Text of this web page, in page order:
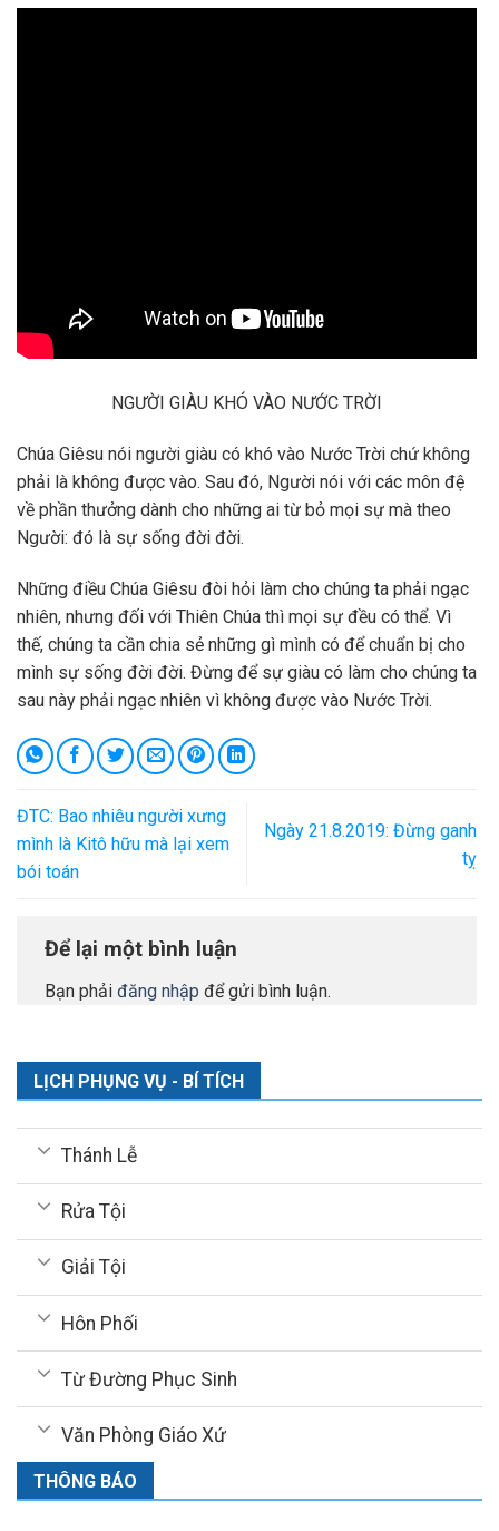
NGƯỜI GIÀU KHÓ VÀO NƯỚC TRỜI
Chúa Giêsu nói người giàu có khó vào Nước Trời chứ không
phải là không được vào. Sau đó, Người nói với các môn đệ
về phần thưởng dành cho những ai từ bỏ mọi sự mà theo
Người: đó là sự sống đời đời.
Những điều Chúa Giêsu đòi hỏi làm cho chúng ta phải ngạc
nhiên, nhưng đối với Thiên Chúa thì mọi sự đều có thể. Vì
thế, chúng ta cần chia sẻ những gì mình có để chuẩn bị cho
mình sự sống đời đời. Đừng để sự giàu có làm cho chúng ta
sau này phải ngạc nhiên vì không được vào Nước Trời.
ĐTC: Bao nhiêu người xưng
mình là Kitô hữu mà lại xem
bói toán
Ngày 21.8.2019: Đừng ganh
tỵ
Để lại một bình luận
Bạn phải đăng nhập để gửi bình luận.
LỊCH PHỤNG VỤ - BÍ TÍCH
Thánh Lễ
Rửa Tội
Giải Tội
Hôn Phối
Từ Đường Phục Sinh
Văn Phòng Giáo Xứ
THÔNG BÁO